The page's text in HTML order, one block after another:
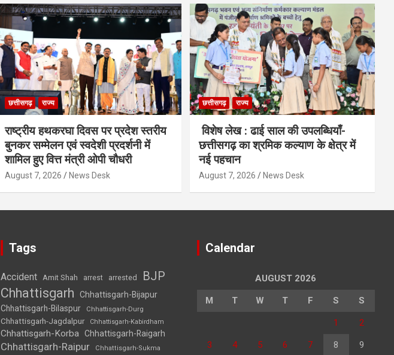
छत्तीसगढ़ राज्य
राष्ट्रीय हथकरघा दिवस पर प्रदेश स्तरीय
बुनकर सम्मेलन एवं स्वदेशी प्रदर्शनी में
शामिल हुए वित्त मंत्री ओपी चौधरी
August 7, 2026 News Desk
छत्तीसगढ़ राज्य
विशेष लेख : ढाई साल की उपलब्धियाँ-
छत्तीसगढ़ का श्रमिक कल्याण के क्षेत्र में
नई पहचान
August 7, 2026 News Desk
Tags
Accident Amit Shah arrest arrested BJP
Chhattisgarh
Chhattisgarh-Bijapur
Chhattisgarh-Bilaspur
Chhattisgarh-Durg
Chhattisgarh-Jagdalpur Chhattisgarh-Kabirdham
Chhattisgarh-Korba Chhattisgarh-Raigarh
Chhattisgarh-Raipur
Chhattisgarh-Sukma
Calendar
AUGUST 2026
M T W T F S S
1 2
3 4 5 6 7 8 9